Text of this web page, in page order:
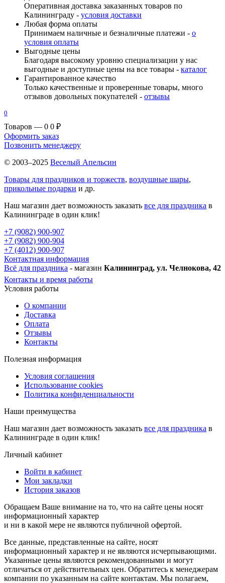
Оперативная доставка заказанных товаров по
Калининграду - условия доставки
Любая форма оплаты
Принимаем наличные и безналичные платежи - о
условия оплаты
Выгодные цены
Благодаря высокому уровню специализации у нас
выгодные и доступные цены на все товары - каталог
Гарантированное качество
Только качественные и проверенные товары, много
отзывов довольных покупателей - отзывы
0
Товаров — 0 0 ₽
Оформить заказ
Позвонить менеджеру
© 2003–2025 Веселый Апельсин
Товары для праздников и торжеств, воздушные шары,
прикольные подарки и др.
Наш магазин дает возможность заказать все для праздника в
Калининграде в один клик!
+7 (9082) 900-907
+7 (9082) 900-904
+7 (4012) 900-907
Контактная информация
Всё для праздника - магазин Калининград, ул. Челнокова, 42
Контакты и время работы
Условия работы
О компании
Доставка
Оплата
Отзывы
Контакты
Полезная информация
Условия соглашения
Использование cookies
Политика конфиденциальности
Наши преимущества
Наш магазин дает возможность заказать все для праздника в
Калининграде в один клик!
Личный кабинет
Войти в кабинет
Мои закладки
История заказов
Обращаем Ваше внимание на то, что на сайте цены носят
информационный характер
и ни в какой мере не являются публичной офертой.
Все данные, представленные на сайте, носят
информационный характер и не являются исчерпывающими.
Указанные цены являются рекомендованными и могут
отличаться от действительных цен. Обратитесь к менеджерам
компании по указанным на сайте контактам. Мы полагаем,